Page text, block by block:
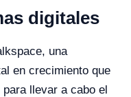
digitales
una
en crecimiento que
llevar a cabo el